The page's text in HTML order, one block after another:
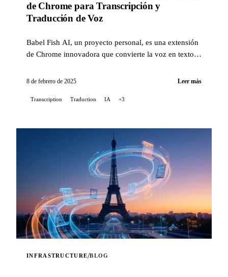
de Chrome para Transcripción y
Traducción de Voz
Babel Fish AI, un proyecto personal, es una extensión
de Chrome innovadora que convierte la voz en texto
opción de traducción automática...
8 de febrero de 2025 Leer más
Transcription Traduction IA +3
INFRASTRUCTURE/BLOG